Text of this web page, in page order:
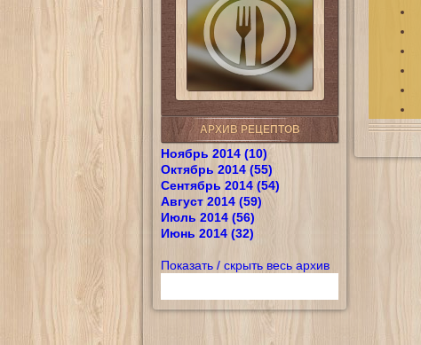
АРХИВ РЕЦЕПТОВ
Ноябрь 2014 (10)
Октябрь 2014 (55)
Сентябрь 2014 (54)
Август 2014 (59)
Июль 2014 (56)
Июнь 2014 (32)
Показать / скрыть весь архив